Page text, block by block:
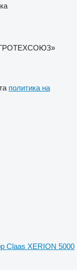
политика на
Claas XERION 5000